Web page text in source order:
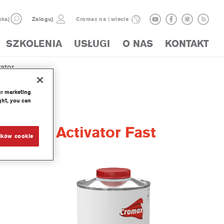
Zaloguj Cromax na świecie
SZKOLENIA USŁUGI O NAS KONTAKT
...
PUR Activator Fast
marketing
you can
cookie